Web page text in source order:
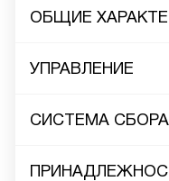
ОБЩИЕ
УПРАВЛЕНИЕ
СИСТЕМА